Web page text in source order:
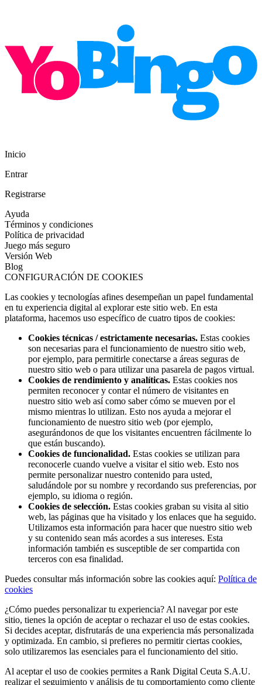
Inicio
Entrar
Registrarse
Ayuda
Términos y condiciones
Política de privacidad
Juego más seguro
Versión Web
Blog
CONFIGURACIÓN DE COOKIES
Las cookies y tecnologías afines desempeñan un papel fundamental
en tu experiencia digital al explorar este sitio web. En esta
plataforma, hacemos uso específico de cuatro tipos de cookies:
Cookies técnicas / estrictamente necesarias. Estas cookies
son necesarias para el funcionamiento de nuestro sitio web,
por ejemplo, para permitirle conectarse a áreas seguras de
nuestro sitio web o para utilizar una pasarela de pagos virtual.
Cookies de rendimiento y analíticas. Estas cookies nos
permiten reconocer y contar el número de visitantes en
nuestro sitio web así como saber cómo se mueven por el
mismo mientras lo utilizan. Esto nos ayuda a mejorar el
funcionamiento de nuestro sitio web (por ejemplo,
asegurándonos de que los visitantes encuentren fácilmente lo
que están buscando).
Cookies de funcionalidad. Estas cookies se utilizan para
reconocerle cuando vuelve a visitar el sitio web. Esto nos
permite personalizar nuestro contenido para usted,
saludándole por su nombre y recordando sus preferencias, por
ejemplo, su idioma o región.
Cookies de selección. Estas cookies graban su visita al sitio
web, las páginas que ha visitado y los enlaces que ha seguido.
Utilizamos esta información para hacer que nuestro sitio web
y su contenido sean más acordes a sus intereses. Esta
información también es susceptible de ser compartida con
terceros con esa finalidad.
Puedes consultar más información sobre las cookies aquí: Política de
cookies
¿Cómo puedes personalizar tu experiencia? Al navegar por este
sitio, tienes la opción de aceptar o rechazar el uso de estas cookies.
Si decides aceptar, disfrutarás de una experiencia más personalizada
y optimizada. En cambio, si prefieres no permitir ciertas cookies,
solo utilizaremos las esenciales para el funcionamiento del sitio.
Al aceptar el uso de cookies permites a Rank Digital Ceuta S.A.U.
realizar el seguimiento y análisis de tu comportamiento como cliente